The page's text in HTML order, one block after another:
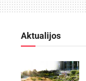
Aktualijos